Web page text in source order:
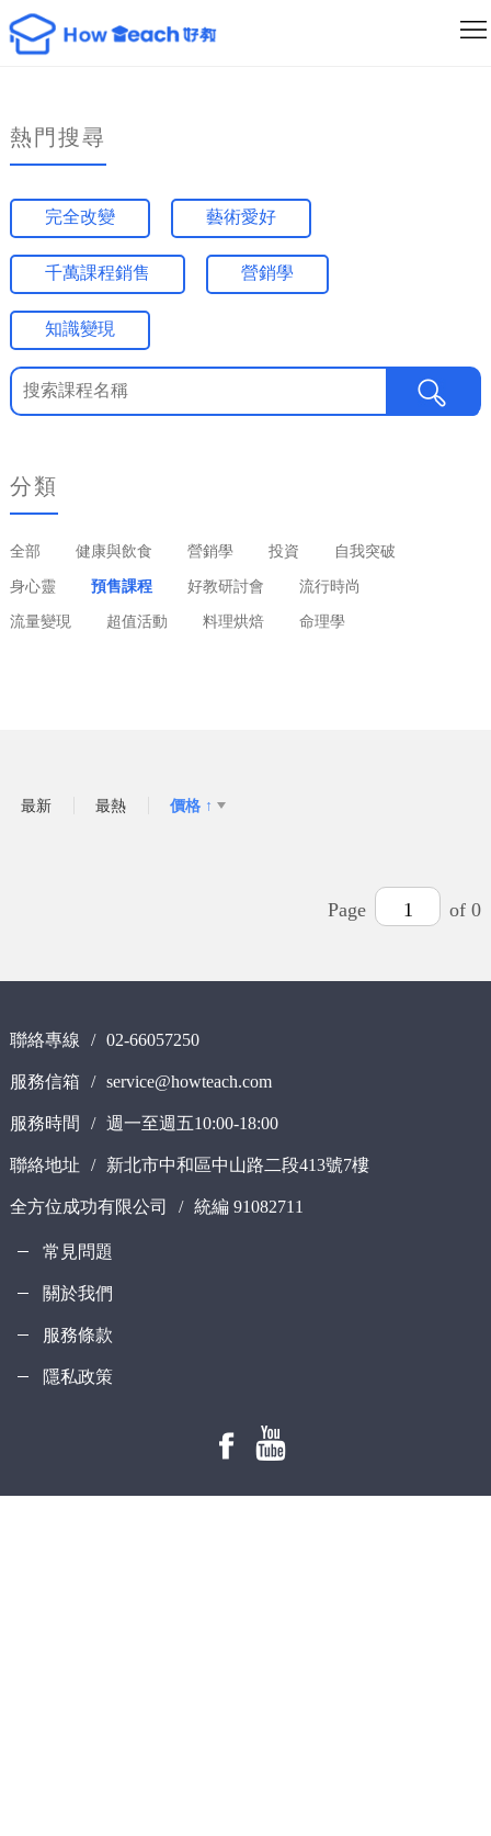
課
列
師
最
者
冊
熱門搜尋
完全改變 藝術愛好
千萬課程銷售 營銷學
知識變現
分類
全部 健康與飲食 營銷學 投資 自我突破
身心靈 預售課程 好教研討會 流行時尚
流量變現 超值活動 料理烘焙 命理學
最新 最熱 價格 ↑
Page 1 of 0
聯絡專線 / 02-66057250
服務信箱 / service@howteach.com
服務時間 / 週一至週五10:00-18:00
聯絡地址 / 新北市中和區中山路二段413號7樓
全方位成功有限公司 / 統編 91082711
常見問題
關於我們
服務條款
隱私政策